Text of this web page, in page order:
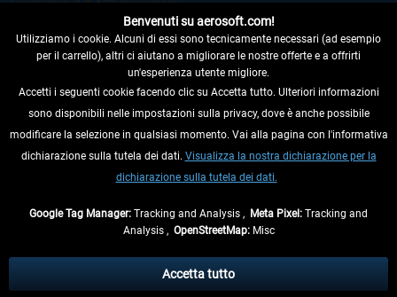
RECEDERE DAL CONTRATTO
INFORMAZIONI
eventualmente le spese di spedizione, se non diversamente descritto.
** Riguarda le spedizioni al di fuori della Germania, i tempi di consegna per le
Benvenuti su aerosoft.com!
Utilizziamo i cookie. Alcuni di essi sono tecnicamente necessari (ad esempio
per il carrello), altri ci aiutano a migliorare le nostre offerte e a offrirti
un'esperienza utente migliore.
Accetti i seguenti cookie facendo clic su Accetta tutto. Ulteriori informazioni
sono disponibili nelle impostazioni sulla privacy, dove è anche possibile
modificare la selezione in qualsiasi momento. Vai alla pagina con l'informativa
dichiarazione sulla tutela dei dati. Visualizza la nostra dichiarazione per la
dichiarazione sulla tutela dei dati.
Google Tag Manager: Tracking and Analysis , Meta Pixel: Tracking and
Analysis , OpenStreetMap:Misc
Accetta tutto